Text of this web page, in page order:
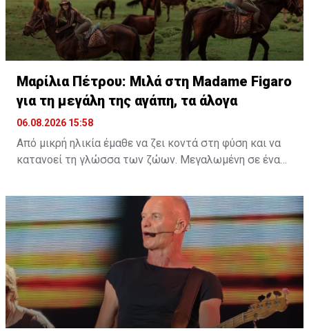
Διαβάστε επίσης:Μαρίλια Πέτρου: Μιλά στη Madame
Figaro για τη μεγάλη της αγάπη, τα άλογα
Μαρίλια Πέτρου: Μιλά στη Madame Figaro
για τη μεγάλη της αγάπη, τα άλογα
06.08.2026 15:58
Από μικρή ηλικία έμαθε να ζει κοντά στη φύση και να
κατανοεί τη γλώσσα των ζώων. Μεγαλωμένη σε ένα
ένας δεσμός που εξελίχθηκε σε τρόπο ζωής. Μια
ταινία, ένα παιδικό όνειρο και μια βαθιά εσωτερική
ανάγκη για ελευθερία ήταν αρκετά για να γεννηθεί μια
σχέση που θα τη σημάδευε για πάντα.
Διαβάστε περισσότερα στο madamefigaro.cy